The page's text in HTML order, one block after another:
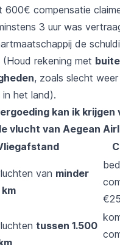
compensatie
3 uur was
de
rekening met
, zoals slecht
het land).
kan ik krijgen
vlucht van Aegean
van minder
tussen 1.500